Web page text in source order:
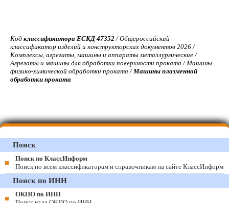
Код классификатора ЕСКД 47352 / Общероссийский
классификатор изделий и конструкторских документов 2026 /
Комплексы, агрегаты, машины и аппараты металлургические /
Агрегаты и машины для обработки поверхности проката / Машины
физико-химической обработки проката / Машины плазменной
обработки проката
Поиск
Поиск по КлассИнформ
Поиск по всем классификаторам и справочникам на сайте КлассИнформ
Поиск по ИНН
ОКПО по ИНН